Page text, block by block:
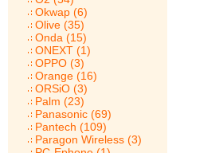
Okwap (6)
Olive (35)
Onda (15)
ONEXT (1)
OPPO (3)
Orange (16)
ORSiO (3)
Palm (23)
Panasonic (69)
Pantech (109)
Paragon Wireless (3)